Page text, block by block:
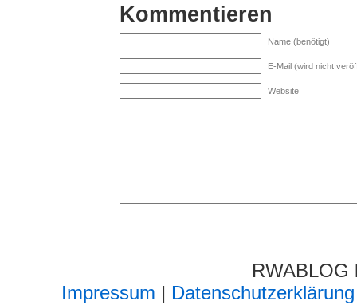
Kommentieren
Name (benötigt)
E-Mail (wird nicht
Website
Impressum | Datenschutzerklärung